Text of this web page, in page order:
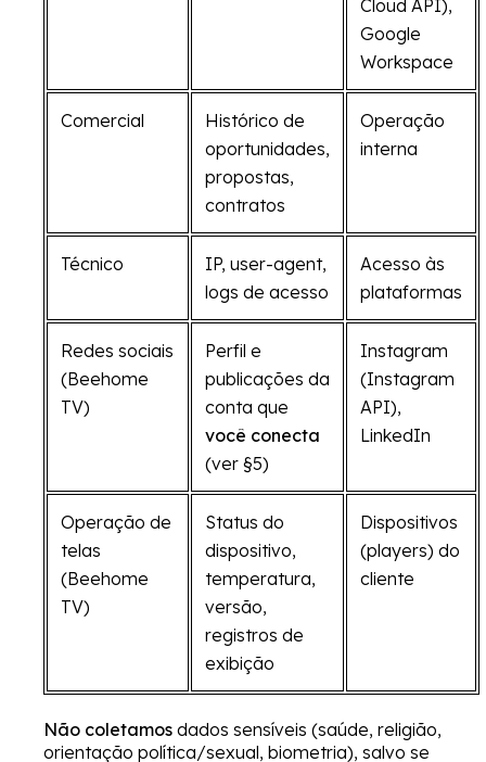
Cloud API),
Google
Workspace
Comercial
Histórico de
oportunidades,
propostas,
contratos
Operação
interna
Técnico
IP, user-agent,
logs de acesso
Acesso às
plataformas
Redes sociais
(Beehome
TV)
Perfil e
publicações da
conta que
você conecta
(ver §5)
Instagram
(Instagram
API),
LinkedIn
Operação de
telas
(Beehome
TV)
Status do
dispositivo,
temperatura,
versão,
registros de
exibição
Dispositivos
(players) do
cliente
Não coletamos dados sensíveis (saúde, religião,
orientação política/sexual, biometria), salvo se